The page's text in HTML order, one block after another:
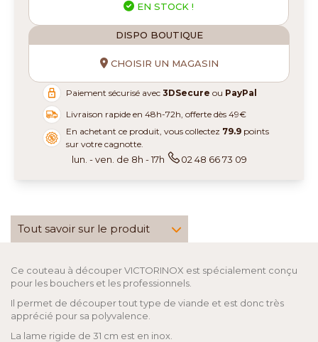
EN STOCK !
DISPO BOUTIQUE
CHOISIR UN MAGASIN
Paiement sécurisé avec3DSecure ou PayPal
Livraison rapide en 48h-72h, offerte dès 49€
En achetant ce produit, vous collectez 79.9 points
sur votre cagnotte.
lun. - ven. de 8h - 17h 02 48 66 73 09
Tout savoir sur le produit
Ce couteau à découper VICTORINOX est spécialement conçu
pour les bouchers et les professionnels.
Il permet de découper tout type de viande et est donc très
apprécié pour sa polyvalence.
La lame rigide de 31 cm est en inox.